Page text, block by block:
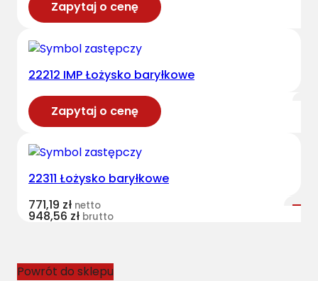
Zapytaj o cenę
22212 IMP Łożysko baryłkowe
Zapytaj o cenę
22311 Łożysko baryłkowe
771,19 zł netto
948,56 zł brutto
Powrót do sklepu